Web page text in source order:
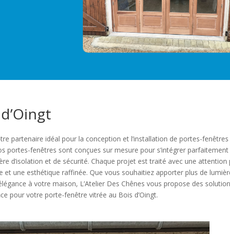
partenaire idéal pour la conception et l’installation de portes-fenêtres
portes-fenêtres sont conçues sur mesure pour s’intégrer
d’isolation et de sécurité. Chaque projet est traité avec une attention
une esthétique raffinée. Que vous souhaitiez apporter plus de
à votre maison, L’Atelier Des Chênes vous propose des
pour votre porte-fenêtre vitrée au Bois d’Oingt.